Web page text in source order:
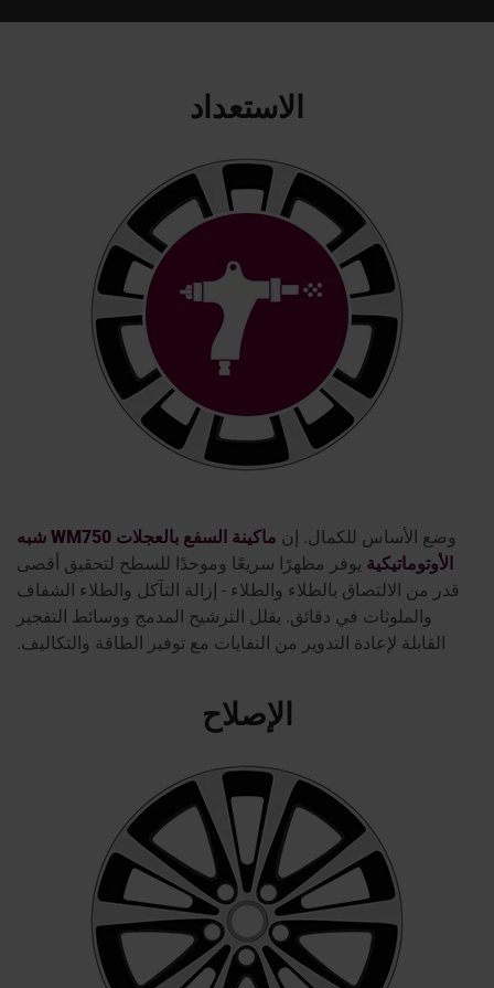
الاستعداد
وضع الأساس للكمال. إن
ماكينة السفع بالعجلات WM750 شبه
الأوتوماتيكية يوفر مظهرًا سريعًا وموحدًا للسطح لتحقيق أقصى
قدر من الالتصاق بالطلاء والطلاء - إزالة التآكل والطلاء الشفاف
والملوثات في دقائق. يقلل الترشيح المدمج ووسائط التفجير
القابلة لإعادة التدوير من النفايات مع توفير الطاقة والتكاليف.
الإصلاح